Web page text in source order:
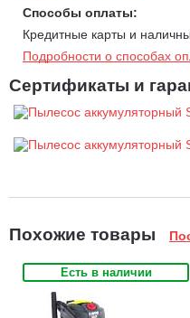
Способы оплаты:
Кредитные карты и
Подробности о способах
Сертификаты и
Похожие товары
Есть в наличии